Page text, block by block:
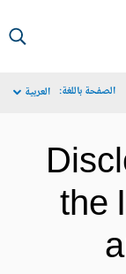
الصفحة باللغة: العربية